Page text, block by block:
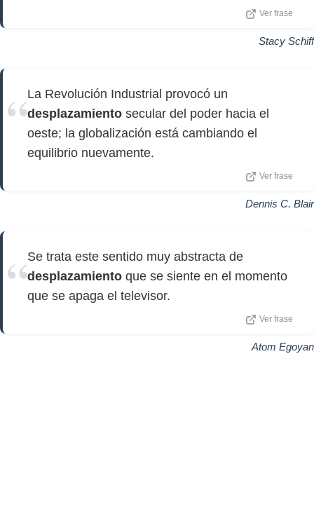
Ver frase
Stacy Schiff
La Revolución Industrial provocó un
desplazamiento secular del poder hacia el
oeste; la globalización está cambiando el
equilibrio nuevamente.
Ver frase
Dennis C. Blair
Se trata este sentido muy abstracta de
desplazamiento que se siente en el momento
que se apaga el televisor.
Ver frase
Atom Egoyan